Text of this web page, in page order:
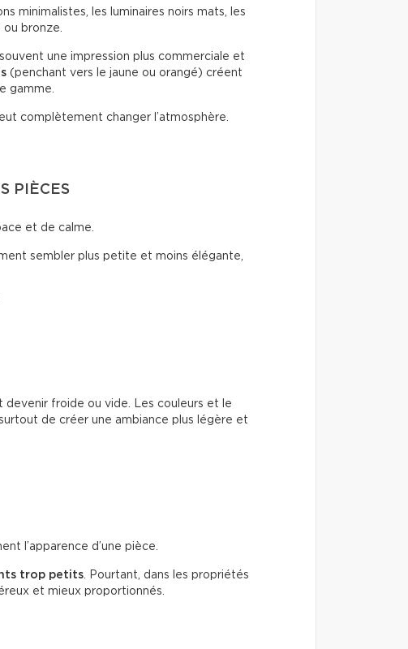
minimalistes, les luminaires noirs mats, les
bronze.
une impression plus commerciale et
(penchant vers le jaune ou orangé) créent
gamme.
complètement changer l’atmosphère.
PIÈCES
et de calme.
sembler plus petite et moins élégante,
froide ou vide. Les couleurs et le
de créer une ambiance plus légère et
l’apparence d’une pièce.
trop petits . Pourtant, dans les propriétés
et mieux proportionnés.